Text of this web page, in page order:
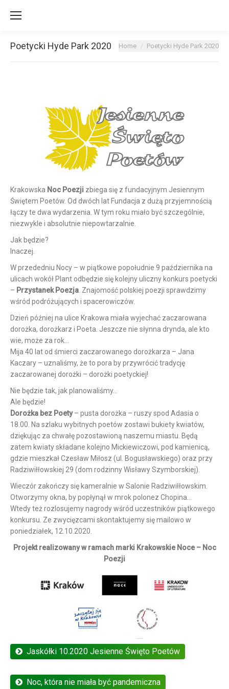
Poetycki Hyde Park 2020 You are here:
Home Poetycki Hyde Park 2020
Krakowska Noc Poezji zbiega się z fundacyjnym Jesiennym
Świętem Poetów. Od dwóch lat Fundacja z dużą przyjemnością
łączy te dwa wydarzenia. W tym roku miało być szczególnie,
niezwykle i absolutnie niepowtarzalnie.
Jak będzie?
Inaczej.
W przededniu Nocy – w piątkowe popołudnie 9 października na
ulicach wokół Plant odbędzie się kolejny uliczny konkurs poetycki
– Przystanek Poezja . Znajomość polskiej poezji sprawdzimy
wśród podróżujących i spacerowiczów.
Dzień później na ulice Krakowa miała wyjechać zaczarowana
dorożka, dorożkarz i Poeta. Jeszcze nie słynna drynda, ale kto
wie, może za rok…
Mija 40 lat od śmierci zaczarowanego dorożkarza – Jana
Kaczary – uznaliśmy, że to pora by przywrócić tradycję
zaczarowanej dorożki – dorożki poetyckiej!
Nie będzie tak, jak planowaliśmy…
Ale będzie!
Dorożka bez Poety– pusta dorożka – ruszy spod Adasia o
18.00. Na szlaku wybitnych poetów zostawi bukiety kwiatów,
dziękując za chwałę pozostawioną naszemu miastu. Będą
zatem kwiaty składane kolejno Mickiewiczowi, pod kamienicą,
gdzie mieszkał Czesław Miłosz (ul. Bogusławskiego) oraz przy
Radziwiłłowskiej 29 (dom rodzinny Wisławy Szymborskiej).
Wieczór zakończy się kameralnie w Salonie Radziwiłłowskim.
Otworzymy okna, by popłynął w mrok polonez Chopina…
Wtedy też rozlosujemy nagrody wśród uczestników piątkowego
konkursu. Ze zwycięzcami skontaktujemy się mailowo w
poniedziałek, 12.10.2020.
Projekt realizowany w ramach marki Krakowskie Noce – Noc
Poezji
Jaskółki 10.2020 Jesienne Święto Poetów
Noc, która nie miała być pandemiczna